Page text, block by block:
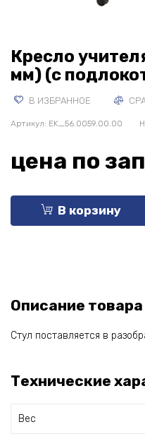
Кресло
мм) (с
В ИЗБРАННОЕ
Артикул: EK_56.0059.00.00
цена по
В корзину
Описание товара
Стул поставляется в
Технические
Вес